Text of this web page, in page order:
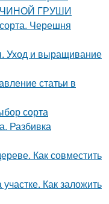
ГРУШИ
Черешня
Уход и выращивание
статьи в
сорта
Разбивка
Как совместить
Как заложить